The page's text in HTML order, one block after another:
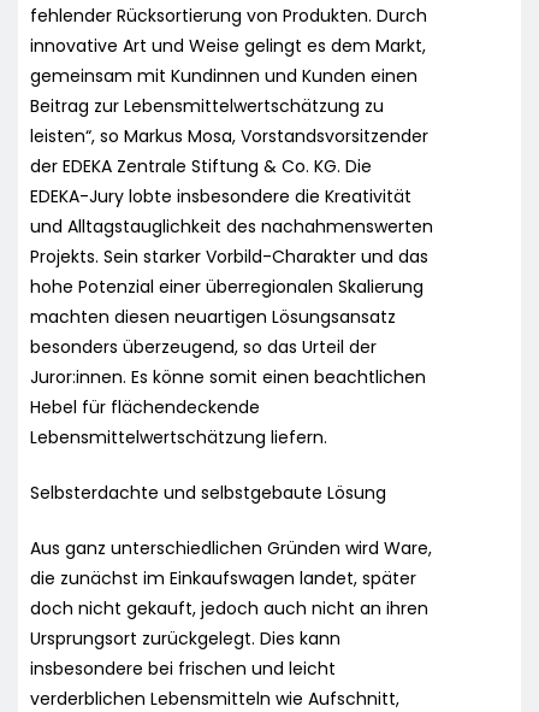
fehlender Rücksortierung von Produkten. Durch
innovative Art und Weise gelingt es dem Markt,
gemeinsam mit Kundinnen und Kunden einen
Beitrag zur Lebensmittelwertschätzung zu
leisten“, so Markus Mosa, Vorstandsvorsitzender
der EDEKA Zentrale Stiftung & Co. KG. Die
EDEKA-Jury lobte insbesondere die Kreativität
und Alltagstauglichkeit des nachahmenswerten
Projekts. Sein starker Vorbild-Charakter und das
hohe Potenzial einer überregionalen Skalierung
machten diesen neuartigen Lösungsansatz
besonders überzeugend, so das Urteil der
Juror:innen. Es könne somit einen beachtlichen
Hebel für flächendeckende
Lebensmittelwertschätzung liefern.
Selbsterdachte und selbstgebaute Lösung
Aus ganz unterschiedlichen Gründen wird Ware,
die zunächst im Einkaufswagen landet, später
doch nicht gekauft, jedoch auch nicht an ihren
Ursprungsort zurückgelegt. Dies kann
insbesondere bei frischen und leicht
verderblichen Lebensmitteln wie Aufschnitt,